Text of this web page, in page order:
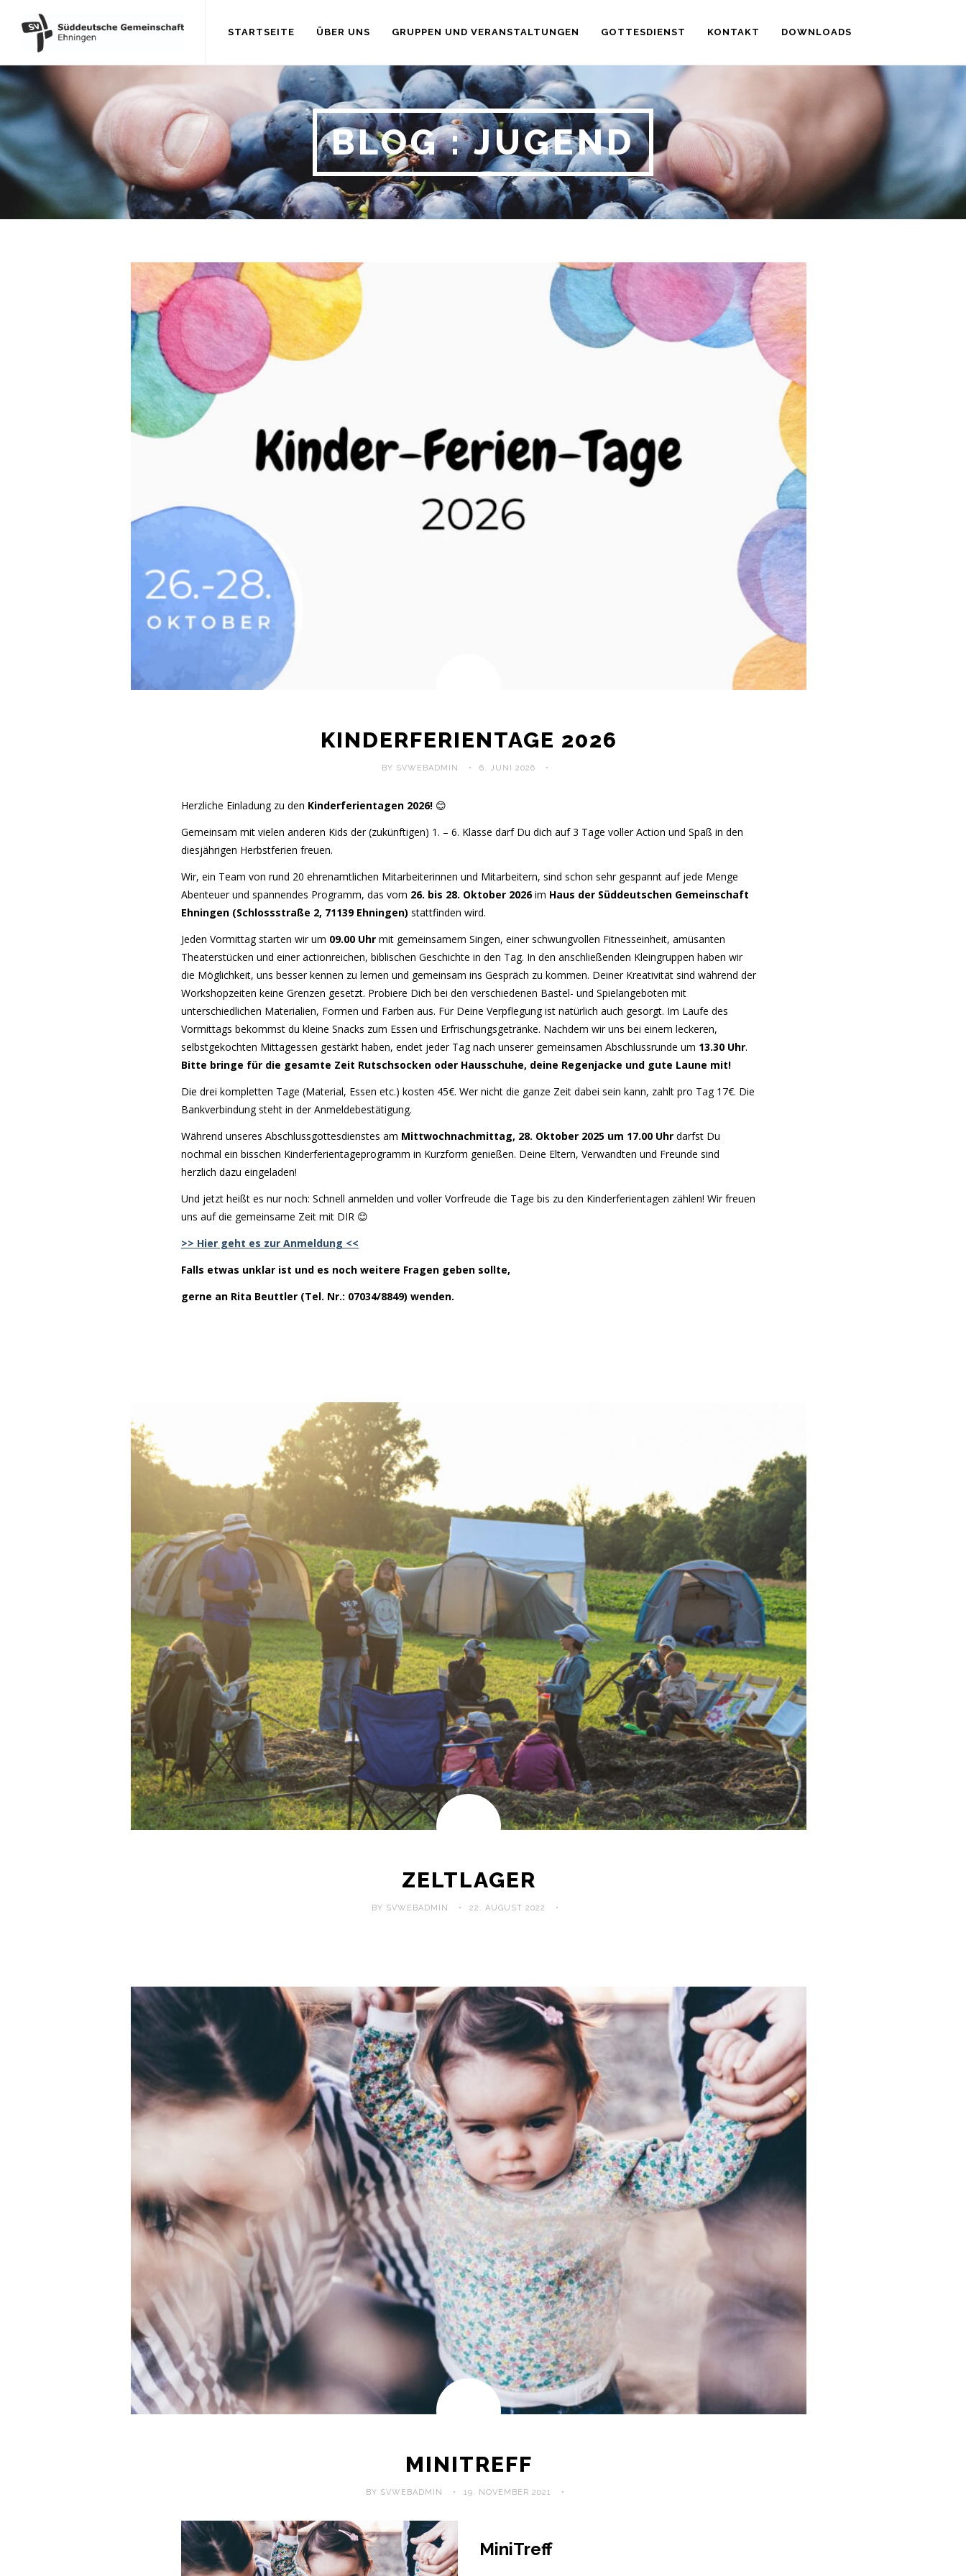
STARTSEITE ÜBER UNS GRUPPEN UND VERANSTALTUNGEN GOTTESDIENST KONTAKT DOWNLOADS
BLOG : JUGEND
KINDERFERIENTAGE 2026
BY SVWEBADMIN 6. JUNI 2026
Herzliche Einladung zu den Kinderferientagen 2026! 😊
Gemeinsam mit vielen anderen Kids der (zukünftigen) 1. – 6. Klasse darf Du dich auf 3 Tage voller Action und Spaß in den
diesjährigen Herbstferien freuen.
Wir, ein Team von rund 20 ehrenamtlichen Mitarbeiterinnen und Mitarbeitern, sind schon sehr gespannt auf jede Menge
Abenteuer und spannendes Programm, das vom 26. bis 28. Oktober 2026im Haus der Süddeutschen Gemeinschaft
Ehningen (Schlossstraße 2, 71139 Ehningen) stattfinden wird.
Jeden Vormittag starten wir um 09.00 Uhr mit gemeinsamem Singen, einer schwungvollen Fitnesseinheit, amüsanten
Theaterstücken und einer actionreichen, biblischen Geschichte in den Tag. In den anschließenden Kleingruppen haben wir
die Möglichkeit, uns besser kennen zu lernen und gemeinsam ins Gespräch zu kommen. Deiner Kreativität sind während der
Workshopzeiten keine Grenzen gesetzt. Probiere Dich bei den verschiedenen Bastel- und Spielangeboten mit
unterschiedlichen Materialien, Formen und Farben aus. Für Deine Verpflegung ist natürlich auch gesorgt. Im Laufe des
Vormittags bekommst du kleine Snacks zum Essen und Erfrischungsgetränke. Nachdem wir uns bei einem leckeren,
selbstgekochten Mittagessen gestärkt haben, endet jeder Tag nach unserer gemeinsamen Abschlussrunde um 13.30 Uhr.
Bitte bringe für die gesamte Zeit Rutschsocken oder Hausschuhe, deine Regenjacke und gute Laune mit!
Die drei kompletten Tage (Material, Essen etc.) kosten 45€. Wer nicht die ganze Zeit dabei sein kann, zahlt pro Tag 17€. Die
Bankverbindung steht in der Anmeldebestätigung.
Während unseres Abschlussgottesdienstes am Mittwochnachmittag, 28. Oktober 2025 um 17.00 Uhr darfst Du
nochmal ein bisschen Kinderferientageprogramm in Kurzform genießen. Deine Eltern, Verwandten und Freunde sind
herzlich dazu eingeladen!
Und jetzt heißt es nur noch: Schnell anmelden und voller Vorfreude die Tage bis zu den Kinderferientagen zählen! Wir freuen
uns auf die gemeinsame Zeit mit DIR 😊
>> Hier geht es zur Anmeldung <<
Falls etwas unklar ist und es noch weitere Fragen geben sollte,
gerne an Rita Beuttler (Tel. Nr.: 07034/8849) wenden.
ZELTLAGER
BY SVWEBADMIN 22. AUGUST 2022
MINITREFF
BY SVWEBADMIN 19. NOVEMBER 2021
MiniTreff